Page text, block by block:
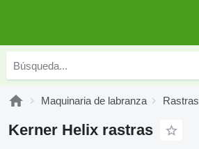
Maquinaria de labranza Rastras
Kerner Helix rastras